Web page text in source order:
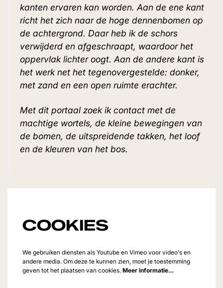
kanten ervaren kan worden. Aan de ene kant
richt het zich naar de hoge dennenbomen op
de achtergrond. Daar heb ik de schors
verwijderd en afgeschraapt, waardoor het
oppervlak lichter oogt. Aan de andere kant is
het werk net het tegenovergestelde: donker,
met zand en een open ruimte erachter.
Met dit portaal zoek ik contact met de
machtige wortels, de kleine bewegingen van
de bomen, de uitspreidende takken, het loof
en de kleuren van het bos.
COOKIES
We gebruiken diensten als Youtube en Vimeo voor video's en
andere media. Om deze te kunnen zien, moet je toestemming
geven tot het plaatsen van cookies. Meer informatie…